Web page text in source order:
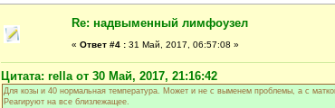
Re: надвыменный лимфоузел
« Ответ #4 : 31 Май, 2017, 06:57:08 »
Цитата: rella от 30 Май, 2017, 21:16:42
Для козы и 40 нормальная температура. Может и не с выменем проблемы, а с
Реагируют на все близлежащее.